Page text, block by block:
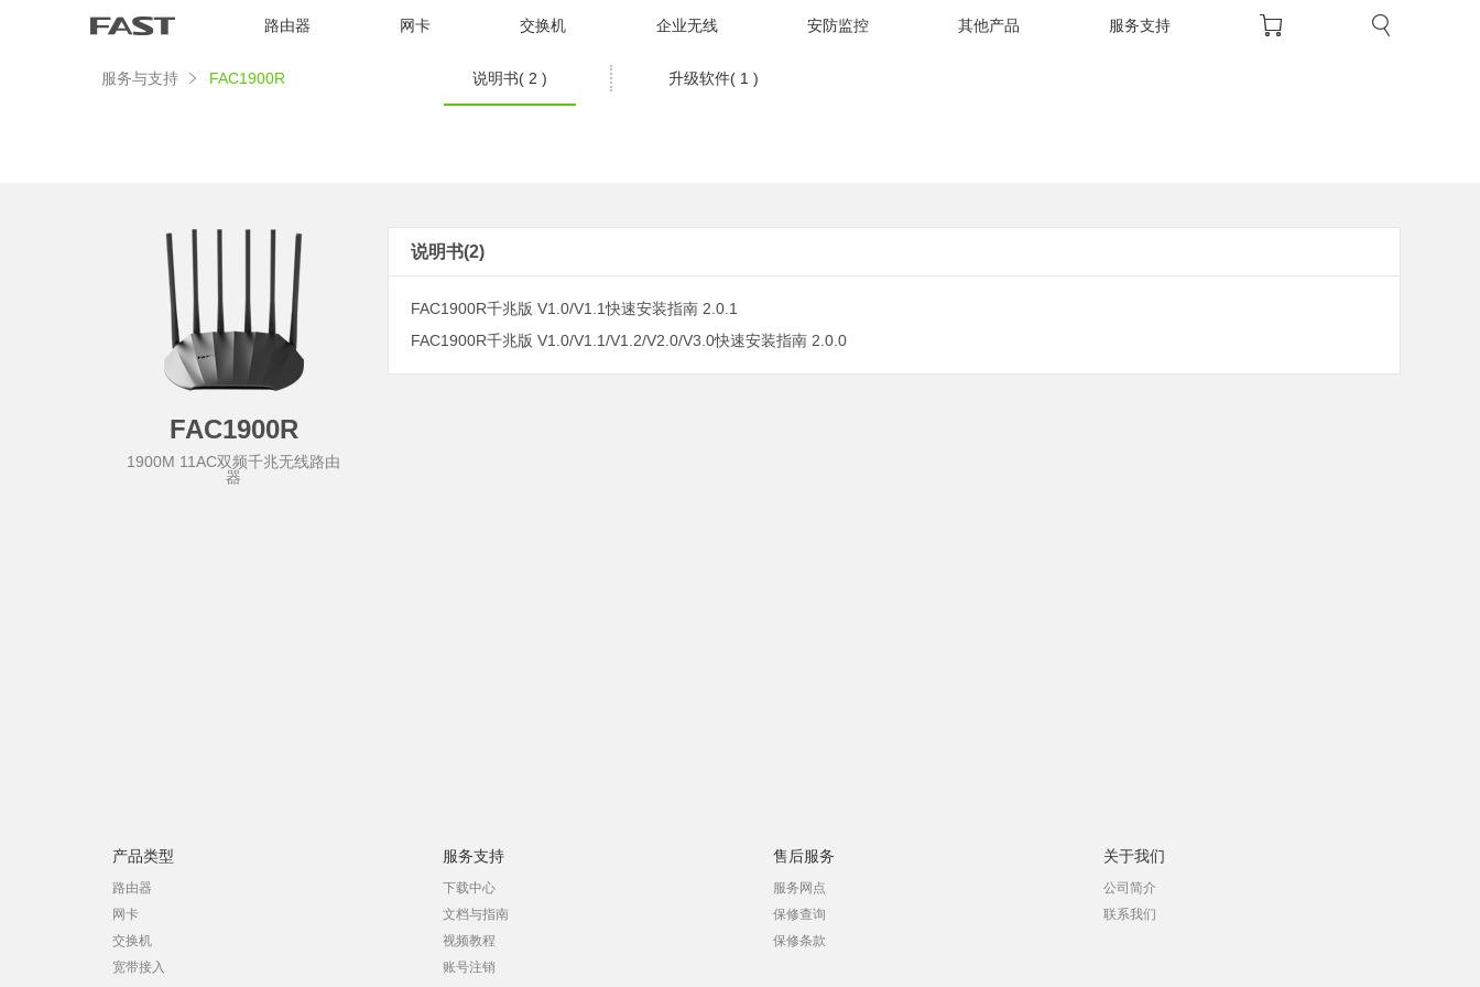
路由器 网卡 交换机 企业无线 安防监控 其他产品 服务支持
服务与支持 FAC1900R 说明书( 2 ) 升级软件( 1 )
FAC1900R
1900M 11AC双频千兆无线路由
器
说明书(2)
FAC1900R千兆版 V1.0/V1.1快速安装指南 2.0.1
FAC1900R千兆版 V1.0/V1.1/V1.2/V2.0/V3.0快速安装指南 2.0.0
产品类型
路由器
网卡
交换机
宽带接入
服务支持
下载中心
文档与指南
视频教程
账号注销
售后服务
服务网点
保修查询
保修条款
关于我们
公司简介
联系我们